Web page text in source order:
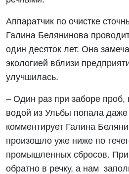
Аппаратчик по очистке
Галина Белянинова
один десяток лет. Она
экологией вблизи
улучшилась.
– Один раз при заборе проб,
водой из Ульбы попала
комментирует Галина
произошло уже ниже по
промышленных сбросов.
обратно в речку, а нам